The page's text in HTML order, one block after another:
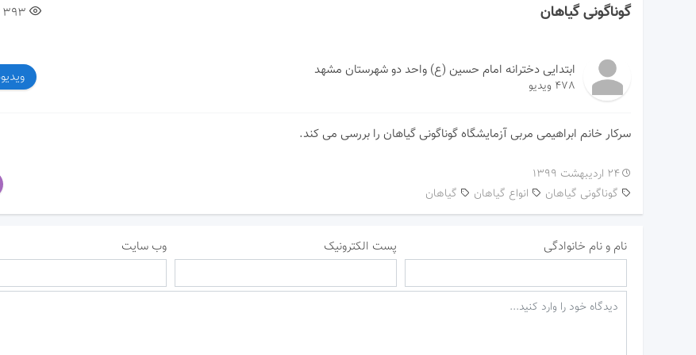
گوناگونی گیاهان 393
ابتدایی دخترانه امام حسین (ع) واحد دو شهرستان مشهد
478 ویدیو
سرکار خانم ابراهیمی مربی آزمایشگاه گوناگونی گیاهان را بررسی می کند.
۲۴ اردیبهشت ۱۳۹۹
انواع گیاهان
گوناگونی گیاهان گیاهان
نام و نام خانوادگی پست الکترونیک وب سایت